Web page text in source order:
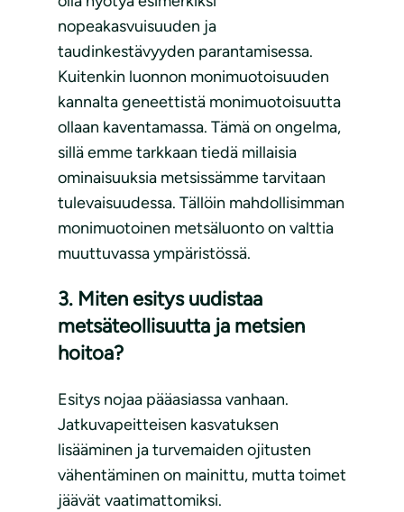
nopeakasvuisuuden ja
taudinkestävyyden parantamisessa.
Kuitenkin luonnon monimuotoisuuden
kannalta geneettistä monimuotoisuutta
ollaan kaventamassa. Tämä on ongelma,
sillä emme tarkkaan tiedä millaisia
ominaisuuksia metsissämme tarvitaan
tulevaisuudessa. Tällöin mahdollisimman
monimuotoinen metsäluonto on valttia
muuttuvassa ympäristössä.
3. Miten esitys uudistaa
metsäteollisuutta ja metsien
hoitoa?
Esitys nojaa pääasiassa vanhaan.
Jatkuvapeitteisen kasvatuksen
lisääminen ja turvemaiden ojitusten
vähentäminen on mainittu, mutta toimet
jäävät vaatimattomiksi.